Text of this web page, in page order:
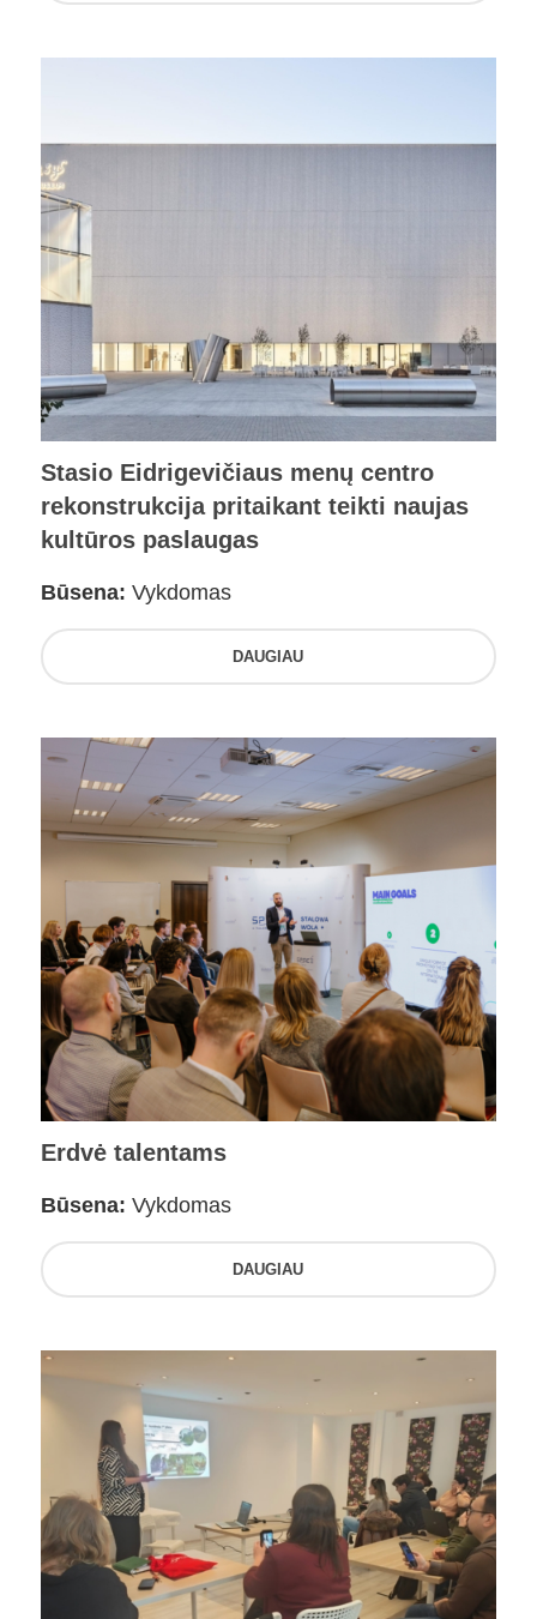
Stasio Eidrigevičiaus menų centro
rekonstrukcija pritaikant teikti naujas
kultūros paslaugas
Būsena: Vykdomas
DAUGIAU
Erdvė talentams
Būsena: Vykdomas
DAUGIAU